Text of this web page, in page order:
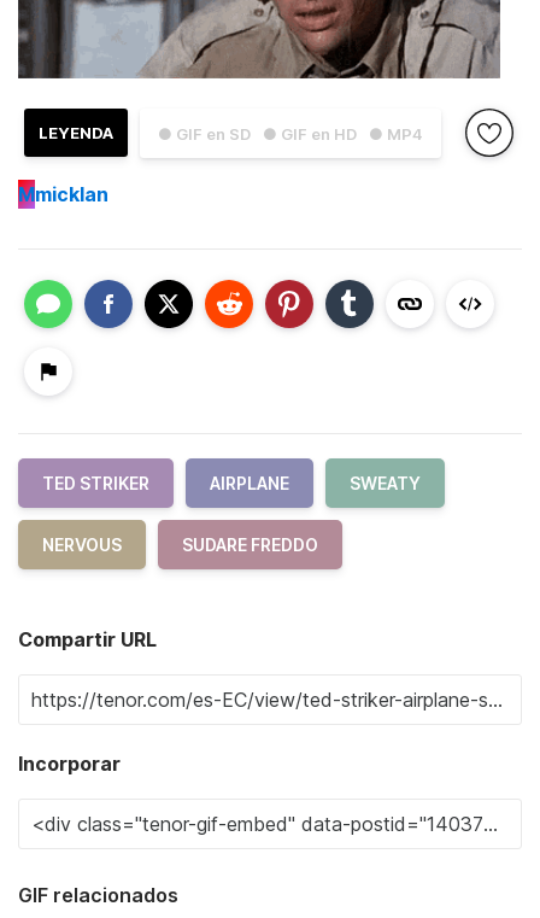
● GIF en SD ● GIF en HD ● MP4
LEYENDA
Mmicklan
TED STRIKER AIRPLANE SWEATY
NERVOUS SUDARE FREDDO
Compartir URL
Incorporar
GIF relacionados